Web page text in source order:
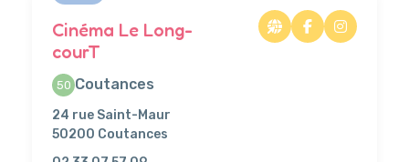
Cinéma Le Long-
courT
50 Coutances
24 rue Saint-Maur
50200 Coutances